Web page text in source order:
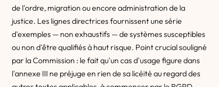
de l'ordre, migration ou encore administration de la
justice. Les lignes directrices fournissent une série
d'exemples — non exhaustifs — de systèmes susceptibles
ou non d'être qualifiés à haut risque. Point crucial souligné
par la Commission : le fait qu'un cas d'usage figure dans
l'annexe III ne préjuge en rien de sa licéité au regard des